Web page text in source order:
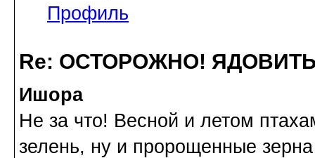
Профиль
Re: ОСТОРОЖНО!
Ишора
Не за что! Весной и летом
зелень, ну и пророщенные